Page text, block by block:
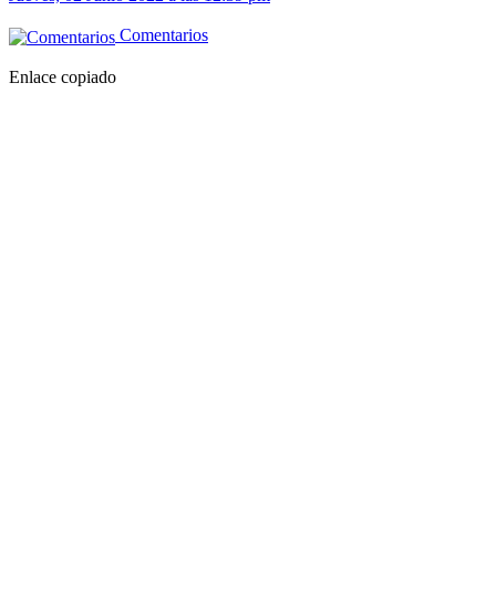
Comentarios
Enlace copiado